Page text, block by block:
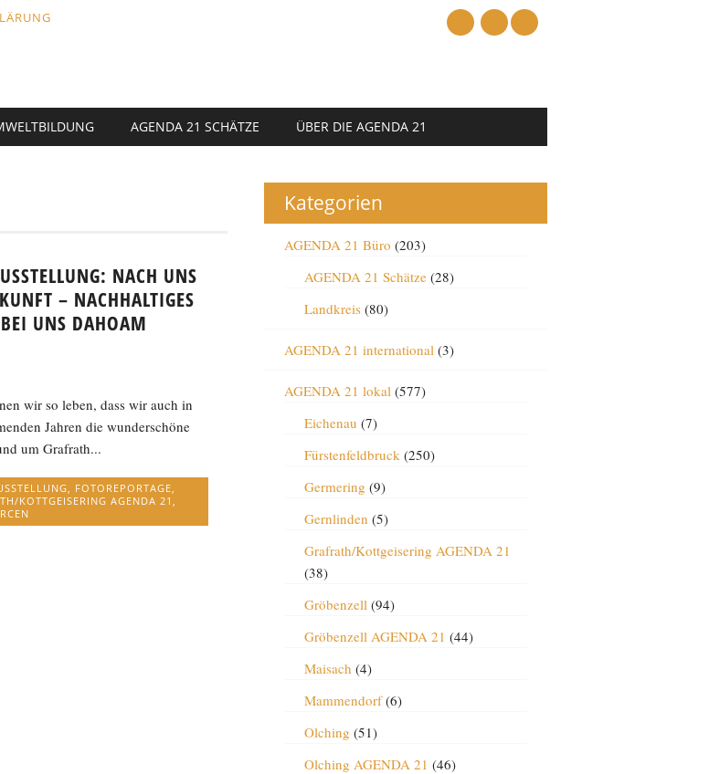
AGENDA 21 SCHÄTZE ÜBER DIE AGENDA 21
NACH UNS
– NACHHALTIGES
UNS DAHOAM
wir so leben, dass wir auch in
Jahren die wunderschöne
um Grafrath...
FOTOREPORTAGE
KOTTGEISERING AGENDA 21
Kategorien
AGENDA 21 Büro (203)
AGENDA 21 Schätze(28)
Landkreis(80)
AGENDA 21 international(3)
AGENDA 21 lokal(577)
Eichenau (7)
Fürstenfeldbruck(250)
Germering (9)
Gernlinden (5)
Grafrath/Kottgeisering AGENDA 21
(38)
Gröbenzell(94)
Gröbenzell AGENDA 21 (44)
Maisach (4)
Mammendorf(6)
Olching (51)
Olching AGENDA 21 (46)